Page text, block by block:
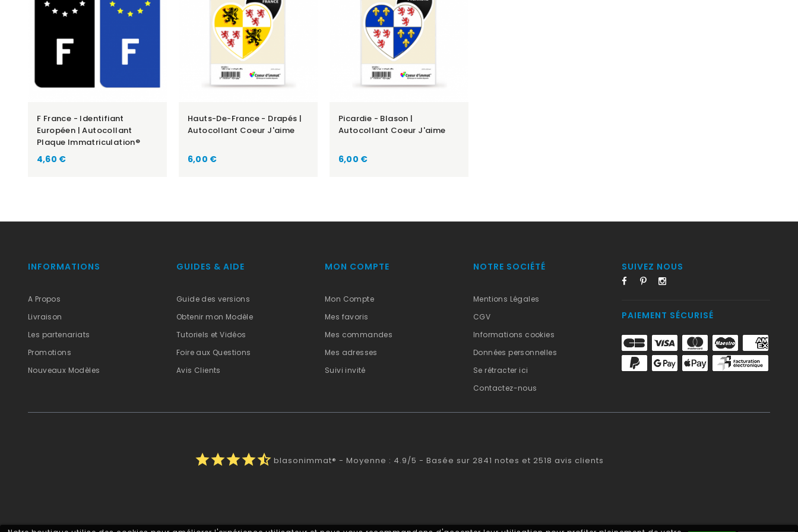
F France - Identifiant
Européen | Autocollant
Plaque Immatriculation®
Prix
4,60 €
Hauts-De-France - Drapés |
Autocollant Coeur J'aime
Prix
6,00 €
Picardie - Blason |
Autocollant Coeur J'aime
Prix
6,00 €
INFORMATIONS
A Propos
Livraison
Les partenariats
Promotions
Nouveaux Modèles
GUIDES & AIDE
Guide des versions
Obtenir mon Modèle
Tutoriels et Vidéos
Foire aux Questions
Avis Clients
MON COMPTE
Mon Compte
Mes favoris
Mes commandes
Mes adresses
Suivi invité
NOTRE SOCIÉTÉ
Mentions Légales
CGV
Informations cookies
Données personnelles
Se rétracter ici
Contactez-nous
SUIVEZ NOUS
PAIEMENT SÉCURISÉ
starstarstarstarstar_half blasonimmat® - Moyenne : 4.9/5 - Basée sur 2841 notes et 2518 avis clients